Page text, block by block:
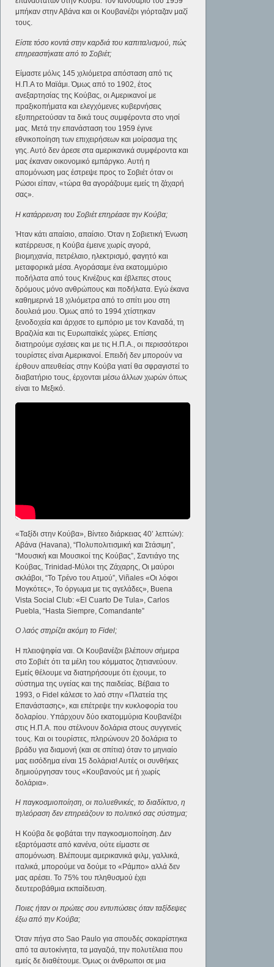
μπήκαν στην Αβάνα και οι Κουβανέζοι γιόρταζαν μαζί
τους.
Είστε τόσο κοντά στην καρδιά του καπιταλισμού, πώς
επηρεαστήκατε από το Σοβιέτ;
Είμαστε μόλις 145 χιλιόμετρα απόσταση από τις
Η.Π.Α το Μαϊάμι. Όμως από το 1902, έτος
ανεξαρτησίας της Κούβας, οι Αμερικανοί με
πραξικοπήματα και ελεγχόμενες κυβερνήσεις
εξυπηρετούσαν τα δικά τους συμφέροντα στο νησί
μας. Μετά την επανάσταση του 1959 έγινε
εθνικοποίηση των επιχειρήσεων και μοίρασμα της
γης. Αυτό δεν άρεσε στα αμερικανικά συμφέροντα και
μας έκαναν οικονομικό εμπάργκο. Αυτή η
απομόνωση μας έστρεψε προς το Σοβιέτ όταν οι
Ρώσοι είπαν, «τώρα θα αγοράζουμε εμείς τη ζάχαρή
σας».
Η κατάρρευση του Σοβιέτ επηρέασε την Κούβα;
Ήταν κάτι απαίσιο, απαίσιο. Όταν η Σοβιετική Ένωση
κατέρρευσε, η Κούβα έμεινε χωρίς αγορά,
βιομηχανία, πετρέλαιο, ηλεκτρισμό, φαγητό και
μεταφορικά μέσα. Αγοράσαμε ένα εκατομμύριο
ποδήλατα από τους Κινέζους και έβλεπες στους
δρόμους μόνο ανθρώπους και ποδήλατα. Εγώ έκανα
καθημερινά 18 χιλιόμετρα από το σπίτι μου στη
δουλειά μου. Όμως από το 1994 χτίστηκαν
ξενοδοχεία και άρχισε το εμπόριο με τον Καναδά, τη
Βραζιλία και τις Ευρωπαϊκές χώρες. Επίσης
διατηρούμε σχέσεις και με τις Η.Π.Α., οι περισσότεροι
τουρίστες είναι Αμερικανοί. Επειδή δεν μπορούν να
έρθουν απευθείας στην Κούβα γιατί θα σφραγιστεί το
διαβατήριο τους, έρχονται μέσω άλλων χωρών όπως
είναι το Μεξικό.
«Ταξίδι στην Κούβα», Βίντεο διάρκειας 40’ λεπτών):
Αβάνα (Havana), “Πολυπολιτισμική και Στάσιμη”,
“Μουσική και Μουσικοί της Κούβας”, Σαντιάγο της
Κούβας, Trinidad-Μύλοι της Ζάχαρης, Οι μαύροι
σκλάβοι, “Το Τρένο του Ατμού”, Viñales «Οι λόφοι
Μογκότες», Το όργωμα με τις αγελάδες», Buena
Vista Social Club: «El Cuarto De Tula», Carlos
Puebla, “Hasta Siempre, Comandante”
Ο λαός στηρίζει ακόμη το Fidel;
Η πλειοψηφία ναι. Οι Κουβανέζοι βλέπουν σήμερα
στο Σοβιέτ ότι τα μέλη του κόμματος ζητιανεύουν.
Εμείς θέλουμε να διατηρήσουμε ότι έχουμε, το
σύστημα της υγείας και της παιδείας. Βέβαια το
1993, ο Fidel κάλεσε το λαό στην «Πλατεία της
Επανάστασης», και επέτρεψε την κυκλοφορία του
δολαρίου. Υπάρχουν δύο εκατομμύρια Κουβανέζοι
στις Η.Π.Α. που στέλνουν δολάρια στους συγγενείς
τους. Και οι τουρίστες, πληρώνουν 20 δολάρια το
βράδυ για διαμονή (και σε σπίτια) όταν το μηνιαίο
μας εισόδημα είναι 15 δολάρια! Αυτές οι συνθήκες
δημιούργησαν τους «Κουβανούς με ή χωρίς
δολάρια».
Η παγκοσμιοποίηση, οι πολυεθνικές, το διαδίκτυο, η
τηλεόραση δεν επηρεάζουν το πολιτικό σας σύστημα;
Η Κούβα δε φοβάται την παγκοσμιοποίηση. Δεν
εξαρτόμαστε από κανένα, ούτε είμαστε σε
απομόνωση. Βλέπουμε αμερικανικά φιλμ, γαλλικά,
ιταλικά, μπορούμε να δούμε το «Ράμπο» αλλά δεν
μας αρέσει. Το 75% του πληθυσμού έχει
δευτεροβάθμια εκπαίδευση.
Ποιες ήταν οι πρώτες σου εντυπώσεις όταν ταξίδεψες
έξω από την Κούβα;
Όταν πήγα στο Sao Paulo για σπουδές σοκαρίστηκα
από τα αυτοκίνητα, τα μαγαζιά, την πολυτέλεια που
εμείς δε διαθέτουμε. Όμως οι άνθρωποι σε μια